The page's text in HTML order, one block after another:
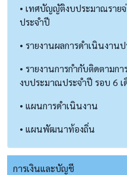
• เทศบัญญัติงบประมาณราย
ประจำปี
• รายงานผลการดำเนินงาน
• รายงานการกำกับติดตามกา
งบประมาณประจำปี รอบ 6 เ
• แผนการดำเนินงาน
• แผนพัฒนาท้องถิ่น
การเงินและบัญชี